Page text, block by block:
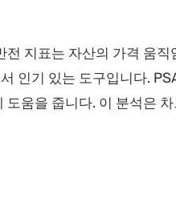
전 지표는 자산의 가격 움
인기 있는 도구입니다.
도움을 줍니다. 이 분석은